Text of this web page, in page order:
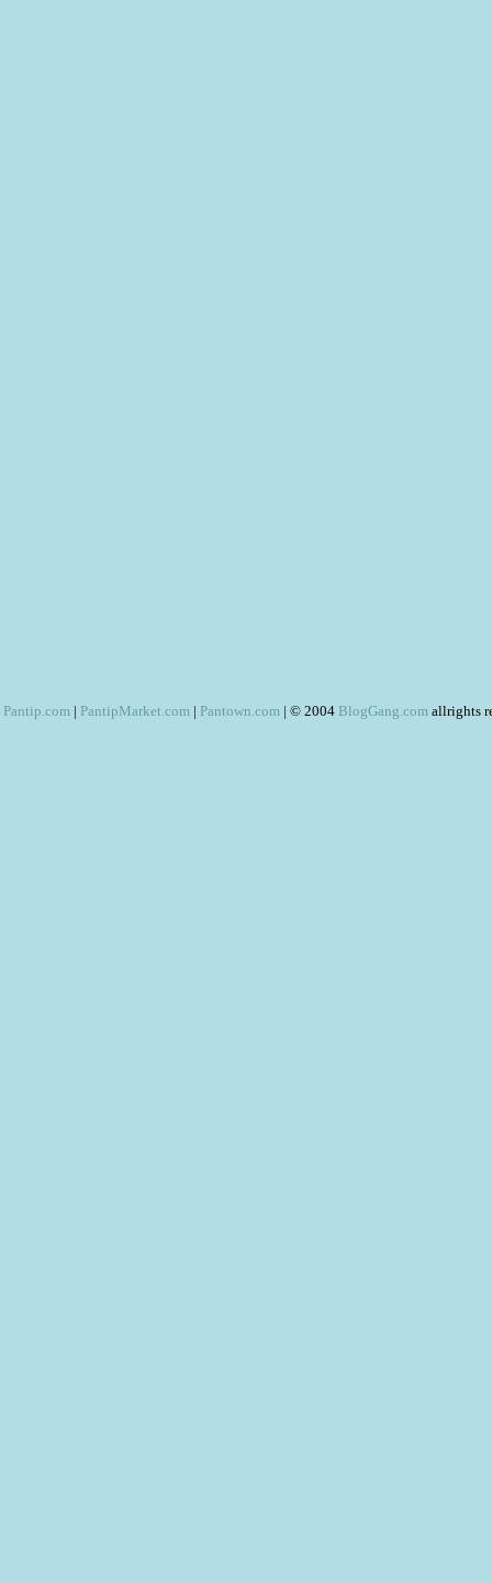
Pantip.com | PantipMarket.com | Pantown.com | © 2004 BlogGang.com allrights